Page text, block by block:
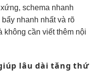
xứng, schema nhanh
bẩy nhanh nhất và rõ
không cần viết thêm nội
lâu dài tăng thứ